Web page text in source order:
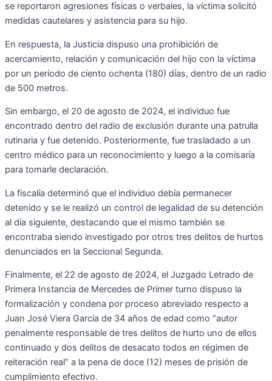
se reportaron agresiones físicas o verbales, la víctima solicitó
medidas cautelares y asistencia para su hijo.
En respuesta, la Justicia dispuso una prohibición de
acercamiento, relación y comunicación del hijo con la víctima
por un período de ciento ochenta (180) días, dentro de un radio
de 500 metros.
Sin embargo, el 20 de agosto de 2024, el individuo fue
encontrado dentro del radio de exclusión durante una patrulla
rutinaria y fue detenido. Posteriormente, fue trasladado a un
centro médico para un reconocimiento y luego a la comisaría
para tomarle declaración.
La fiscalía determinó que el individuo debía permanecer
detenido y se le realizó un control de legalidad de su detención
al día siguiente, destacando que el mismo también se
encontraba siendo investigado por otros tres delitos de hurtos
denunciados en la Seccional Segunda.
Finalmente, el 22 de agosto de 2024, el Juzgado Letrado de
Primera Instancia de Mercedes de Primer turno dispuso la
formalización y condena por proceso abreviado respecto a
Juan José Viera García de 34 años de edad como “autor
penalmente responsable de tres delitos de hurto uno de ellos
continuado y dos delitos de desacato todos en régimen de
reiteración real” a la pena de doce (12) meses de prisión de
cumplimiento efectivo.